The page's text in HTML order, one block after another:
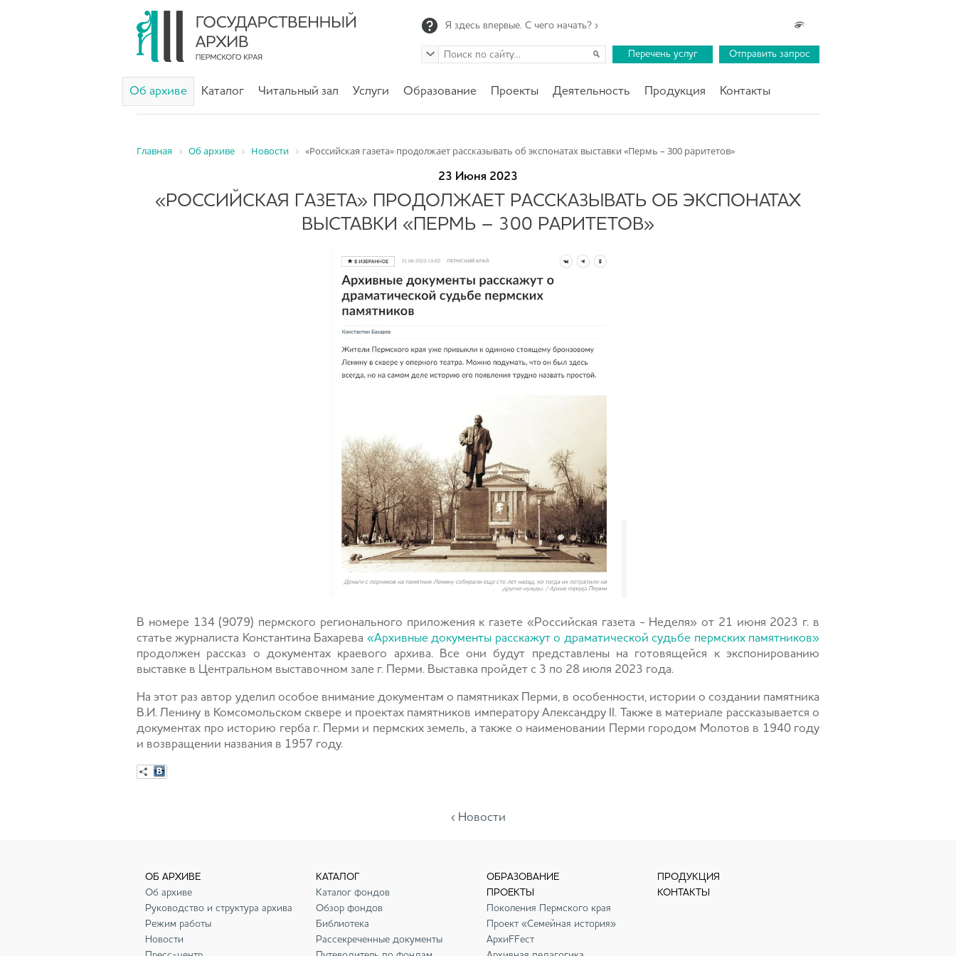
Я здесь впервые. С чего начать? ›
Перечень услуг Отправить запрос
Об архиве Каталог Читальный зал Услуги Образование Проекты Деятельность Продукция Контакты
Главная Об архиве Новости «Российская газета» продолжает рассказывать об экспонатах выставки «Пермь – 300 раритетов»
23 Июня 2023
«РОССИЙСКАЯ ГАЗЕТА» ПРОДОЛЖАЕТ РАССКАЗЫВАТЬ ОБ ЭКСПОНАТАХ
ВЫСТАВКИ «ПЕРМЬ – 300 РАРИТЕТОВ»
В номере 134 (9079) пермского регионального приложения к газете «Российская газета - Неделя» от 21 июня 2023 г. в
статье журналиста Константина Бахарева «Архивные документы расскажут о драматической судьбе пермских памятников»
продолжен рассказ о документах краевого архива. Все они будут представлены на готовящейся к экспонированию
выставке в Центральном выставочном зале г. Перми. Выставка пройдет с 3 по 28 июля 2023 года.
На этот раз автор уделил особое внимание документам о памятниках Перми, в особенности, истории о создании памятника
В.И. Ленину в Комсомольском сквере и проектах памятников императору Александру II. Также в материале рассказывается о
документах про историю герба г. Перми и пермских земель, а также о наименовании Перми городом Молотов в 1940 году
и возвращении названия в 1957 году.
‹ Новости
ОБ АРХИВЕ
Об архиве
Руководство и структура архива
Режим работы
Новости
КАТАЛОГ
Каталог фондов
Обзор фондов
Библиотека
Рассекреченные документы
ОБРАЗОВАНИЕ
ПРОЕКТЫ
Поколения Пермского края
Проект «Семейная история»
АрхиFFест
ПРОДУКЦИЯ
КОНТАКТЫ